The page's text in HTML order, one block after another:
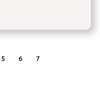
5 6 7